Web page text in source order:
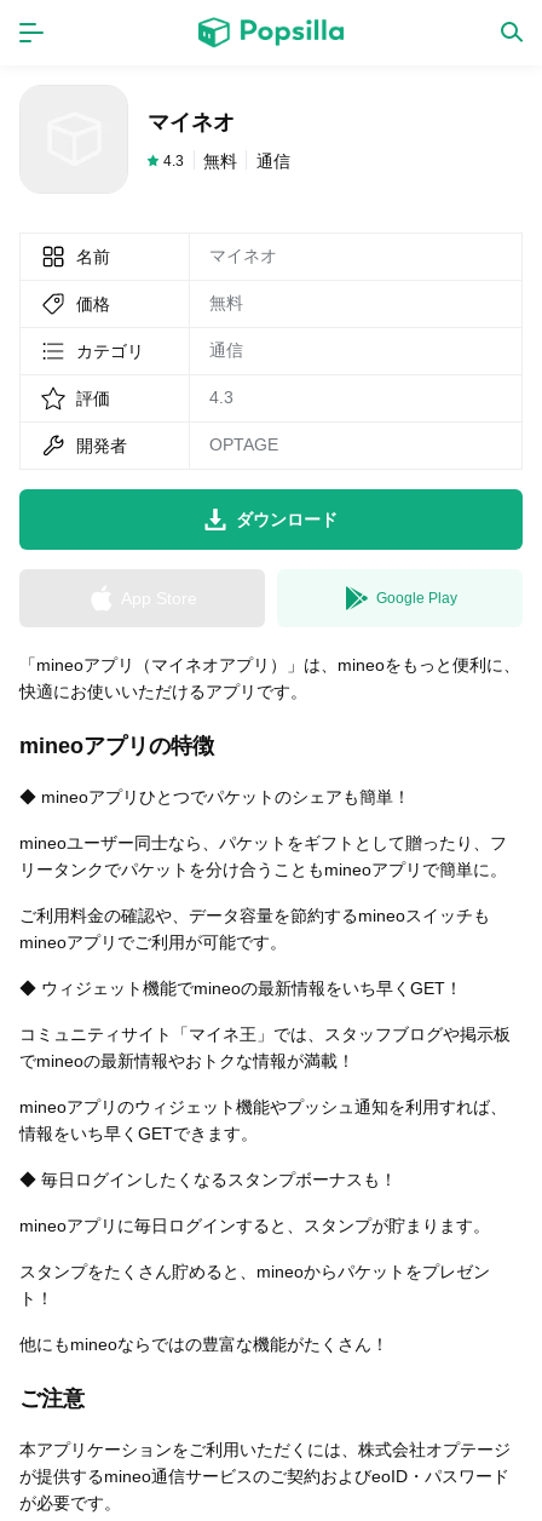
LINE無料スタンプ
無料猫ミーム
マイネオ
4.3 無料 通信
名前 マイネオ
価格 無料
カテゴリ 通信
評価 4.3
開発者 OPTAGE
ダウンロード
Google Play
「mineoアプリ（マイネオアプリ）」は、mineoをもっと便利に、
快適にお使いいただけるアプリです。
mineoアプリの特徴
◆ mineoアプリひとつでパケットのシェアも簡単！
mineoユーザー同士なら、パケットをギフトとして贈ったり、フ
リータンクでパケットを分け合うこともmineoアプリで簡単に。
ご利用料金の確認や、データ容量を節約するmineoスイッチも
mineoアプリでご利用が可能です。
◆ ウィジェット機能でmineoの最新情報をいち早くGET！
コミュニティサイト「マイネ王」では、スタッフブログや掲示板
でmineoの最新情報やおトクな情報が満載！
mineoアプリのウィジェット機能やプッシュ通知を利用すれば、
情報をいち早くGETできます。
◆ 毎日ログインしたくなるスタンプボーナスも！
mineoアプリに毎日ログインすると、スタンプが貯まります。
スタンプをたくさん貯めると、mineoからパケットをプレゼン
ト！
他にもmineoならではの豊富な機能がたくさん！
ご注意
本アプリケーションをご利用いただくには、株式会社オプテージ
が提供するmineo通信サービスのご契約およびeoID・パスワード
が必要です。